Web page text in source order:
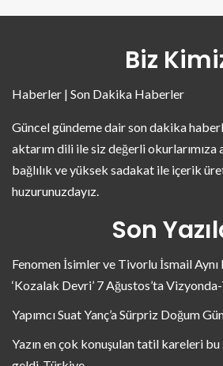
Biz
Haberler | Son Dakika Haberler
Güncel gündeme dair son dakika
aktarım dili ile siz değerli okurlarımıza
bağlılık ve yüksek sadakat ile içerik
huzurunuzdayız.
Son
Fenomen İsimler ve Tivorlu İsmail
‘Kozalak Devri’ 7 Ağustos’ta
Yapımcı Suat Yanç’a Sürpriz Doğum
Yazın en çok konuşulan tatil kareleri